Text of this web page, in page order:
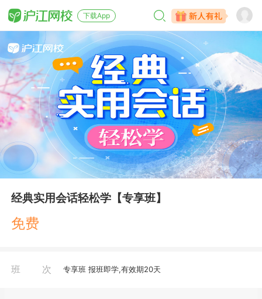
下载App
经典实用会话轻松学【专享班】
免费
班次 专享班 报班即学,有效期20天